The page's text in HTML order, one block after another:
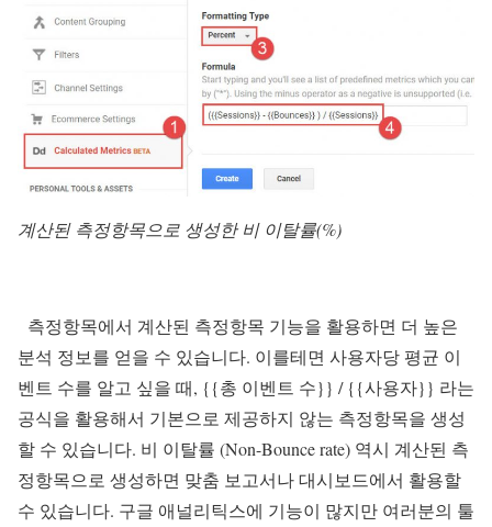
계산된 측정항목으로 생성한 비 이탈률(%)
측정항목에서 계산된 측정항목 기능을 활용하면 더 높은
분석 정보를 얻을 수 있습니다. 이를테면 사용자당 평균 이
벤트 수를 알고 싶을 때, {{총 이벤트 수}} / {{사용자}} 라는
공식을 활용해서 기본으로 제공하지 않는 측정항목을 생성
할 수 있습니다. 비 이탈률 (Non-Bounce rate) 역시 계산된 측
정항목으로 생성하면 맞춤 보고서나 대시보드에서 활용할
수 있습니다. 구글 애널리틱스에 기능이 많지만 여러분의 툴